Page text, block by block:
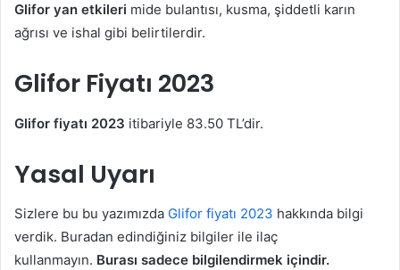
Glifor yan etkileri mide bulantısı, kusma, şiddetli karın
ağrısı ve ishal gibi belirtilerdir.
Glifor Fiyatı 2023
Glifor fiyatı 2023 itibariyle 83.50 TL’dir.
Yasal Uyarı
Sizlere bu bu yazımızda Glifor fiyatı 2023 hakkında bilgi
verdik. Buradan edindiğiniz bilgiler ile ilaç
kullanmayın. Burası sadece bilgilendirmek içindir.